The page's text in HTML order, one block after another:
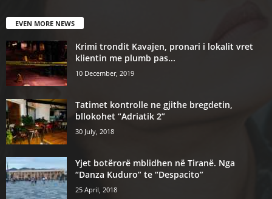
EVEN MORE NEWS
Krimi trondit Kavajen, pronari i lokalit vret
klientin me plumb pas...
10 December, 2019
Tatimet kontrolle ne gjithe bregdetin,
bllokohet “Adriatik 2”
30 July, 2018
Yjet botërorë mblidhen në Tiranë. Nga
“Danza Kuduro” te “Despacito”
25 April, 2018